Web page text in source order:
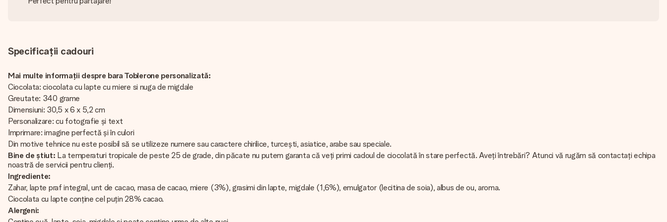
Specificații cadouri
Mai multe informații despre bara Toblerone personalizată:
Ciocolata: ciocolata cu lapte cu miere si nuga de migdale
Greutate: 340 grame
Dimensiuni: 30,5 x 6 x 5,2 cm
Personalizare: cu fotografie și text
Imprimare: imagine perfectă și în culori
Din motive tehnice nu este posibil să se utilizeze numere sau caractere chirilice, turcești, asiatice, arabe sau speciale.
Bine de știut: La temperaturi tropicale de peste 25 de grade, din păcate nu putem garanta că veți primi cadoul de ciocolată în stare perfectă. Aveți întrebări? Atunci vă rugăm să contactați echipa
noastră de servicii pentru clienți.
Ingrediente:
Zahar, lapte praf integral, unt de cacao, masa de cacao, miere (3%), grasimi din lapte, migdale (1,6%), emulgator (lecitina de soia), albus de ou, aroma.
Ciocolata cu lapte conține cel puțin 28% cacao.
Alergeni: